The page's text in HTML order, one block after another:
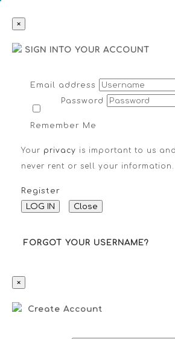
×
SIGN INTO YOUR ACCOUNT
Email address
Password
Remember Me
Your privacy is important to us
never rent or sell your information.
Register
LOG IN Close
FORGOT YOUR USERNAME?
×
Create Account